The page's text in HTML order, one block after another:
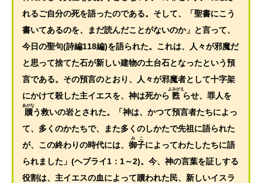
れるご自分の死を語ったのである。そして、「聖書にこう
書いてあるのを、まだ読んだことがないのか」と言って、
今日の聖句(詩編118編)を語られた。これは、人々が邪魔だ
と思って捨てた石が新しい建物の土台石となったという預
言である。その預言のとおり、人々が邪魔者として十字架
にかけて殺した主イエスを、神は死から 甦
よみがえ
らせ、罪人を
贖
あがな
う救いの岩とされた。「神は、かつて預言者たちによっ
て、多くのかたちで、また多くのしかたで先祖に語られた
が、この終わりの時代には、 御子
みこ
によってわたしたちに語
られました」(ヘブライ1：1～2)。今、神の言葉を証しする
役割は、主イエスの血によって贖われた民、新しいイスラ